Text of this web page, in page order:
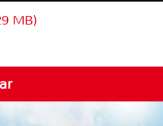
MB)